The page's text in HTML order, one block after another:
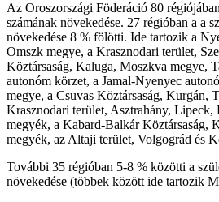
Az Oroszországi Föderáció 80
számának növekedése. 27 régióban a a
növekedése 8 % fölötti. Ide tartozik a
Omszk megye, a Krasznodari terület,
Köztársaság, Kaluga, Moszkva megye,
autonóm körzet, a Jamal-Nyenyec
megye, a Csuvas Köztársaság, Kurgán,
Krasznodari terület, Asztrahány, Lipeck,
megyék, a Kabard-Balkár Köztársaság,
megyék, az Altaji terület, Volgográd és
További 35 régióban 5-8 % közötti a
növekedése (többek között ide tartozik